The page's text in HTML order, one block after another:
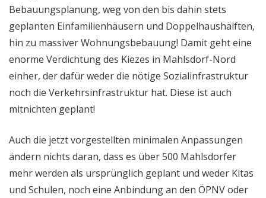
Bebauungsplanung, weg von den bis dahin stets
geplanten Einfamilienhäusern und Doppelhaushälften,
hin zu massiver Wohnungsbebauung! Damit geht eine
enorme Verdichtung des Kiezes in Mahlsdorf-Nord
einher, der dafür weder die nötige Sozialinfrastruktur
noch die Verkehrsinfrastruktur hat. Diese ist auch
mitnichten geplant!
Auch die jetzt vorgestellten minimalen Anpassungen
ändern nichts daran, dass es über 500 Mahlsdorfer
mehr werden als ursprünglich geplant und weder Kitas
und Schulen, noch eine Anbindung an den ÖPNV oder